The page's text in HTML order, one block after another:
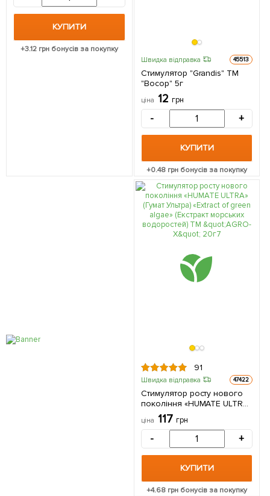
КУПИТИ
+3.12 грн бонусів за покупку
Швидка відправка 45513
Стимулятор "Grandis" ТМ
"Восор" 5г
ціна 12 грн
- +
КУПИТИ
+0.48 грн бонусів за покупку
91
Швидка відправка 47422
Стимулятор росту нового
покоління «HUMATE ULTRA»
(Гумат Ультра) «Extract of
green algae» (Екстракт
морських водоростей) ТМ
"AGRO-X" 20г
ціна 117 грн
- +
КУПИТИ
+4.68 грн бонусів за покупку